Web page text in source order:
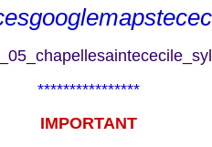
****************
IMPORTANT